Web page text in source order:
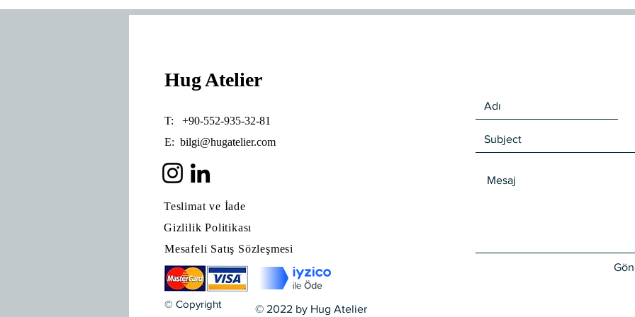
Hug Atelier
T: +90-552-935-32-81
E: bilgi@hugatelier.com
Teslimat ve İade
Gizlilik Politikası
Mesafeli Satış Sözleşmesi
© Copyright © 2022 by Hug Atelier